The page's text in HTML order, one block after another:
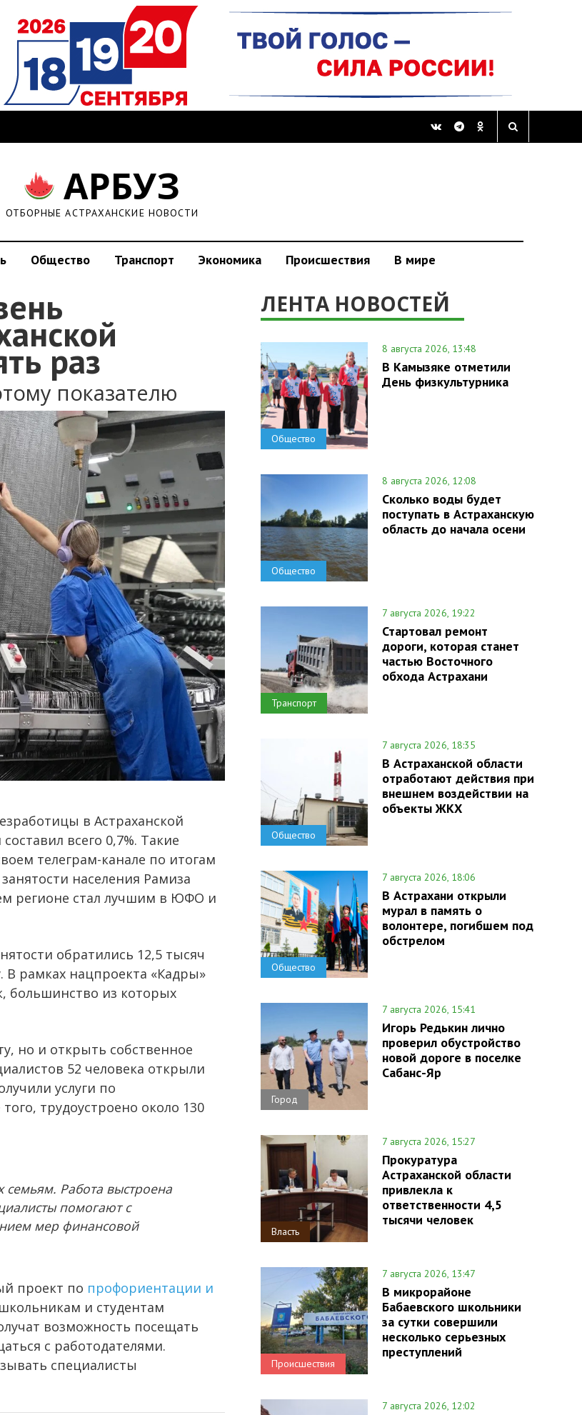
АРБУЗ
ОТБОРНЫЕ АСТРАХАНСКИЕ НОВОСТИ
Общество Транспорт Экономика Происшествия В мире
раз
показателю
в Астраханской
всего 0,7%. Такие
телеграм-канале по итогам
населения Рамиза
регионе стал лучшим в ЮФО и
обратились 12,5 тысяч
В рамках нацпроекта «Кадры»
большинство из которых
но и открыть собственное
52 человека открыли
услуги по
трудоустроено около 130
семьям. Работа выстроена
помогают с
мер финансовой
проект по профориентации и
и студентам
возможность посещать
с работодателями.
специалисты
ЛЕНТА НОВОСТЕЙ
Общество
8 августа 2026, 13:48
В Камызяке отметили
День физкультурника
Общество
8 августа 2026, 12:08
Сколько воды будет
поступать в Астраханскую
область до начала осени
Транспорт
7 августа 2026, 19:22
Стартовал ремонт
дороги, которая станет
частью Восточного
обхода Астрахани
Общество
7 августа 2026, 18:35
В Астраханской области
отработают действия при
внешнем воздействии на
объекты ЖКХ
Общество
7 августа 2026, 18:06
В Астрахани открыли
мурал в память о
волонтере, погибшем под
обстрелом
Город
7 августа 2026, 15:41
Игорь Редькин лично
проверил обустройство
новой дороге в поселке
Сабанс-Яр
Власть
7 августа 2026, 15:27
Прокуратура
Астраханской области
привлекла к
ответственности 4,5
тысячи человек
Происшествия
7 августа 2026, 13:47
В микрорайоне
Бабаевского школьники
за сутки совершили
несколько серьезных
преступлений
7 августа 2026, 12:02